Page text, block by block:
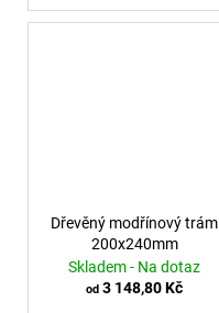
Dřevěný modřínový trám
200x240mm
Skladem - Na dotaz
od 3 148,80 Kč